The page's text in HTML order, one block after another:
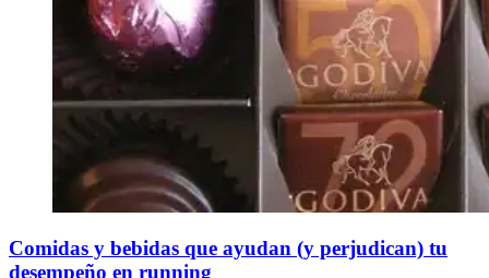
​Comidas y bebidas que ayudan (y perjudican) tu
desempeño en running